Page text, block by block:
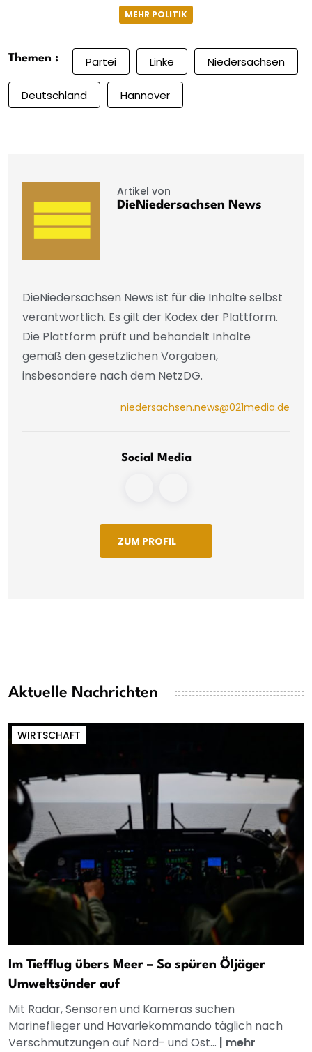
MEHR POLITIK
Themen : Partei Linke Niedersachsen
Deutschland Hannover
Artikel von
DieNiedersachsen News
DieNiedersachsen News ist für die Inhalte selbst
verantwortlich. Es gilt der Kodex der Plattform.
Die Plattform prüft und behandelt Inhalte
gemäß den gesetzlichen Vorgaben,
insbesondere nach dem NetzDG.
niedersachsen.news@021media.de
Social Media
ZUM PROFIL
Aktuelle Nachrichten
WIRTSCHAFT
Im Tiefflug übers Meer – So spüren Öljäger
Umweltsünder auf
Mit Radar, Sensoren und Kameras suchen
Marineflieger und Havariekommando täglich nach
Verschmutzungen auf Nord- und Ost... | mehr